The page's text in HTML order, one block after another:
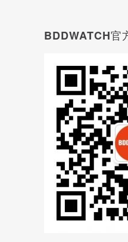
BDDWATCH官